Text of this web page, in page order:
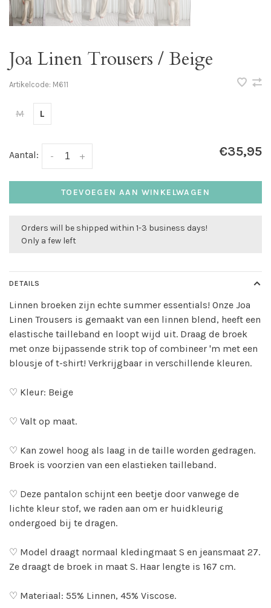
Joa Linen Trousers / Beige
Artikelcode: M611
M L
Aantal: +
- €35,95
TOEVOEGEN AAN WINKELWAGEN
Orders will be shipped within 1-3 business days!
Only a few left
DETAILS
Linnen broeken zijn echte summer essentials! Onze Joa
Linen Trousers is gemaakt van een linnen blend, heeft een
elastische tailleband en loopt wijd uit. Draag de broek
met onze bijpassende strik top of combineer 'm met een
blousje of t-shirt! Verkrijgbaar in verschillende kleuren.
♡ Kleur: Beige
♡ Valt op maat.
♡ Kan zowel hoog als laag in de taille worden gedragen.
Broek is voorzien van een elastieken tailleband.
♡ Deze pantalon schijnt een beetje door vanwege de
lichte kleur stof, we raden aan om er huidkleurig
ondergoed bij te dragen.
♡ Model draagt normaal kledingmaat S en jeansmaat 27.
Ze draagt de broek in maat S. Haar lengte is 167 cm.
♡ Materiaal: 55% Linnen, 45% Viscose.